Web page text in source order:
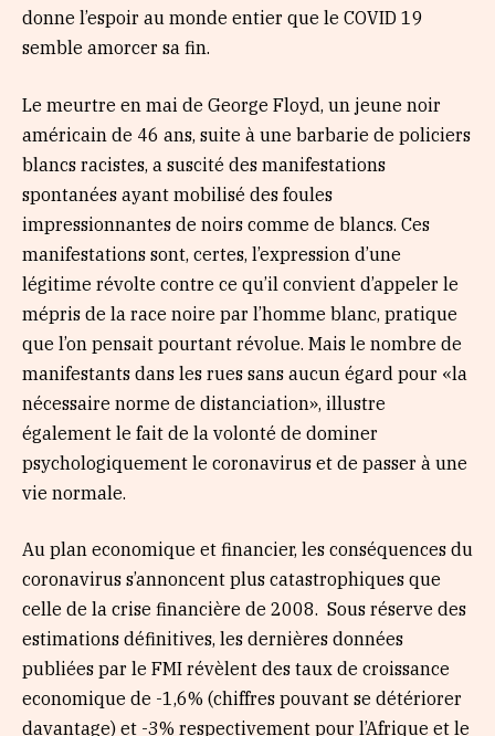
donne l’espoir au monde entier que le COVID 19
semble amorcer sa fin.
Le meurtre en mai de George Floyd, un jeune noir
américain de 46 ans, suite à une barbarie de policiers
blancs racistes, a suscité des manifestations
spontanées ayant mobilisé des foules
impressionnantes de noirs comme de blancs. Ces
manifestations sont, certes, l’expression d’une
légitime révolte contre ce qu’il convient d’appeler le
mépris de la race noire par l’homme blanc, pratique
que l’on pensait pourtant révolue. Mais le nombre de
manifestants dans les rues sans aucun égard pour «la
nécessaire norme de distanciation», illustre
également le fait de la volonté de dominer
psychologiquement le coronavirus et de passer à une
vie normale.
Au plan economique et financier, les conséquences du
coronavirus s’annoncent plus catastrophiques que
celle de la crise financière de 2008. Sous réserve des
estimations définitives, les dernières données
publiées par le FMI révèlent des taux de croissance
economique de -1,6% (chiffres pouvant se détériorer
davantage) et -3% respectivement pour l’Afrique et le